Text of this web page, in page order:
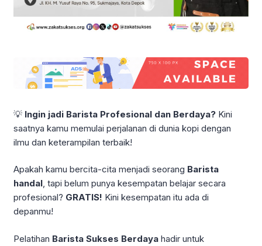
💡 Ingin jadi Barista Profesional dan Berdaya? Kini
saatnya kamu memulai perjalanan di dunia kopi dengan
ilmu dan keterampilan terbaik!
Apakah kamu bercita-cita menjadi seorang Barista
handal, tapi belum punya kesempatan belajar secara
profesional? GRATIS! Kini kesempatan itu ada di
depanmu!
Pelatihan Barista Sukses Berdaya hadir untuk